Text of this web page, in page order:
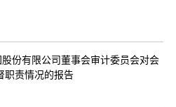
份有限公司董事会审计委员会对会
职责情况的报告